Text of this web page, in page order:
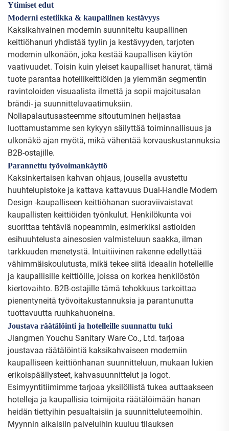
Ytimiset edut
Moderni estetiikka & kaupallinen kestävyys
Kaksikahvainen modernin suunniteltu kaupallinen
keittiöhanuri yhdistää tyylin ja kestävyyden, tarjoten
modernin ulkonäön, joka kestää kaupallisen käytön
vaativuudet. Toisin kuin yleiset kaupalliset hanurat, tämä
tuote parantaa hotellikeittiöiden ja ylemmän segmentin
ravintoloiden visuaalista ilmettä ja sopii majoitusalan
brändi- ja suunnitteluvaatimuksiin.
Nollapalautusasteemme sitoutuminen heijastaa
luottamustamme sen kykyyn säilyttää toiminnallisuus ja
ulkonäkö ajan myötä, mikä vähentää korvauskustannuksia
B2B-ostajille.
Parannettu työvoimankäyttö
Kaksinkertaisen kahvan ohjaus, jousella avustettu
huuhtelupistoke ja kattava kattavuus Dual-Handle Modern
Design -kaupalliseen keittiöhanan suoraviivaistavat
kaupallisten keittiöiden työnkulut. Henkilökunta voi
suorittaa tehtäviä nopeammin, esimerkiksi astioiden
esihuuhtelusta ainesosien valmisteluun saakka, ilman
tarkkuuden menetystä. Intuitiivinen rakenne edellyttää
vähimmäiskoulutusta, mikä tekee siitä ideaalin hotelleille
ja kaupallisille keittiöille, joissa on korkea henkilöstön
kiertovaihto. B2B-ostajille tämä tehokkuus tarkoittaa
pienentyneitä työvoitakustannuksia ja parantunutta
tuottavuutta ruuhkahuoneina.
Joustava räätälöinti ja hotelleille suunnattu tuki
Jiangmen Youchu Sanitary Ware Co., Ltd. tarjoaa
joustavaa räätälöintiä kaksikahvaiseen moderniin
kaupalliseen keittiönhanan suunnitteluun, mukaan lukien
erikoispäällysteet, kahvasuunnittelut ja logot.
Esimyyntitiimimme tarjoaa yksilöllistä tukea auttaakseen
hotelleja ja kaupallisia toimijoita räätälöimään hanan
heidän tiettyihin pesualtaisiin ja suunnitteluteemoihin.
Myynnin aikaisiin palveluihin kuuluu tilauksen